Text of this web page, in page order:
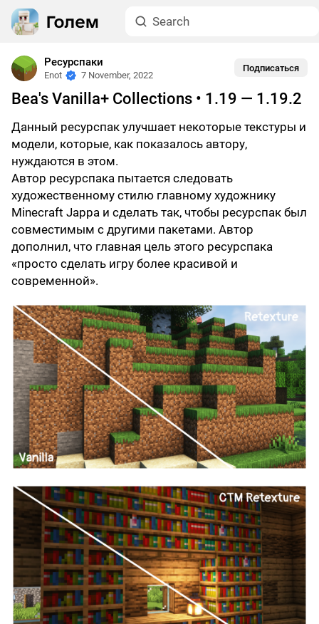
Ресурспаки
Enot 7 November, 2022
Подписаться
Bea's Vanilla+ Collections • 1.19 — 1.19.2
Данный ресурспак улучшает некоторые текстуры и
модели, которые, как показалось автору,
нуждаются в этом.
Автор ресурспака пытается следовать
художественному стилю главному художнику
Minecraft Jappa и сделать так, чтобы ресурспак был
совместимым с другими пакетами. Автор
дополнил, что главная цель этого ресурспака
«просто сделать игру более красивой и
современной».